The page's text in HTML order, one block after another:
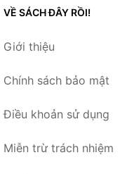
VỀ SÁCH ĐÂY RỒI!
Giới thiệu
Chính sách bảo mật
Điều khoản sử dụng
Miễn trừ trách nhiệm